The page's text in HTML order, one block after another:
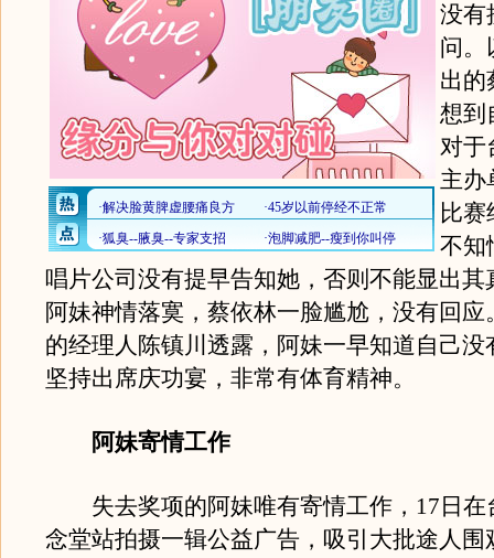
没有
问。
出的
想到
对于
主办
比
不知
唱片公司没有提早告知她，否则不能显出其
阿妹神情落寞，蔡依林一脸尴尬，没有回应
的经理人陈镇川透露，阿妹一早知道自己没
坚持出席庆功宴，非常有体育精神。
阿妹寄情工作
失去奖项的阿妹唯有寄情工作，17日在
念堂站拍摄一辑公益广告，吸引大批途人围